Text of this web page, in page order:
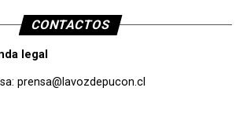
CONTACTOS
legal
prensa@lavozdepucon.cl